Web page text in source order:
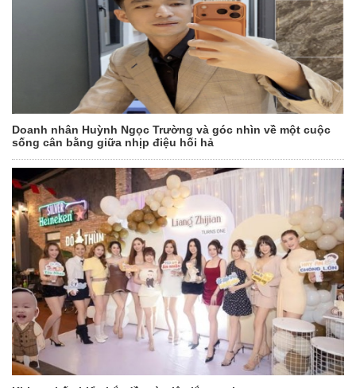
Doanh nhân Huỳnh Ngọc Trường và góc nhìn về một cuộc
sống cân bằng giữa nhịp điệu hối hả